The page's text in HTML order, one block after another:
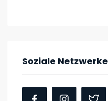
Soziale Netzwerke